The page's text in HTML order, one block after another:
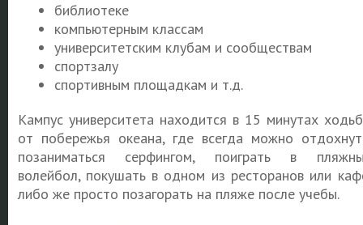
библиотеке
компьютерным классам
университетским клубам и сообществам
спортзалу
спортивным площадкам и т.д.
Кампус университета находится в 15 минутах
от побережья океана, где всегда можно
позаниматься серфингом, поиграть в
волейбол, покушать в одном из ресторанов или
либо же просто позагорать на пляже после учебы.